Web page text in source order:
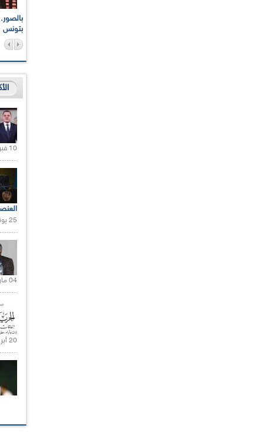
بتونس
10 فبراير 2021 |
25 يونيو 2021 |
04 مارس 2020 |
20 أبريل 2021 |